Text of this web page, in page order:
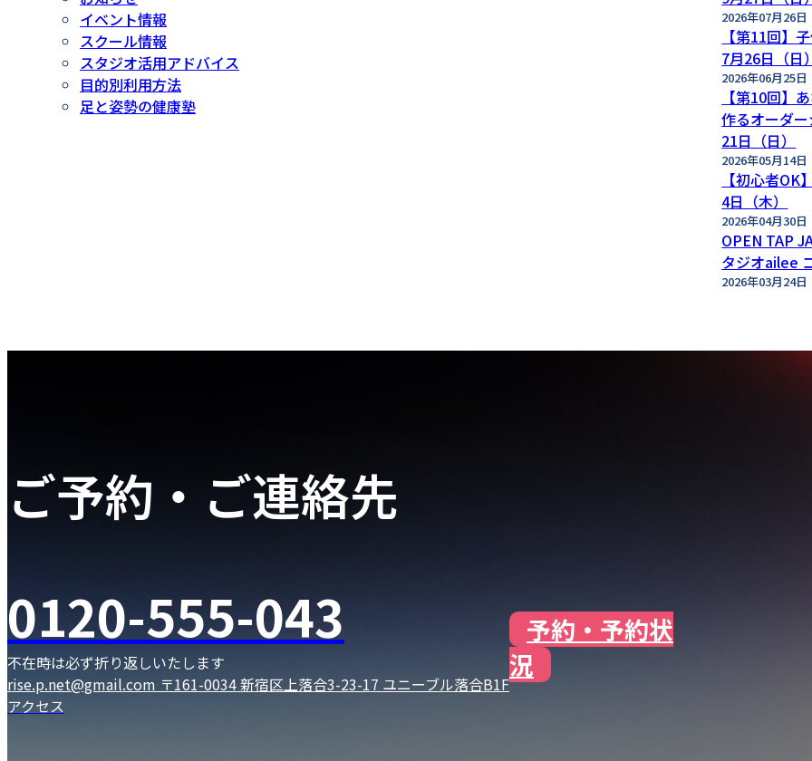
イベント情報
スクール情報
スタジオ活用アドバイス
目的別利用方法
足と姿勢の健康塾
2026年07月26日
【第11回】
7月26日（日
2026年06月25日
【第10回】
作るオーダ
21日（日）
2026年05月14日
【初心者
4日（木）
2026年04月30日
OPEN TAP
タジオailee
2026年03月24日
ご予約・ご連絡先
0120-555-043
不在時は必ず折り返しいたします
rise.p.net@gmail.com 〒161-0034 新宿区上落合3-23-17 ユニーブル落合B1F
アクセス
予約・予約状
況